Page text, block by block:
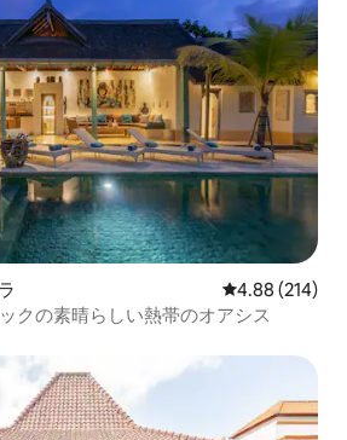
レビュー214
4.88 (214)
クの素晴らしい熱帯のオアシス
スです。